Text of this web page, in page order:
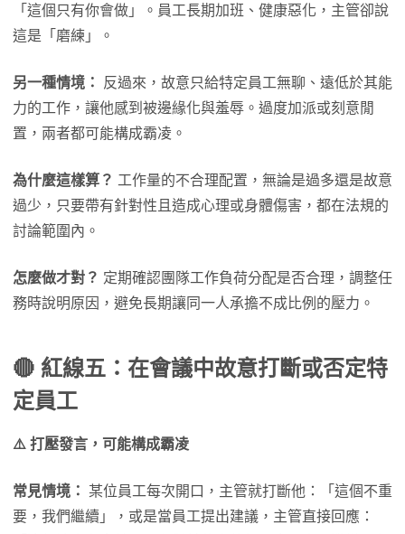
「這個只有你會做」。員工長期加班、健康惡化，主管卻說
這是「磨練」。
另一種情境：
反過來，故意只給特定員工無聊、遠低於其能
力的工作，讓他感到被邊緣化與羞辱。過度加派或刻意閒
置，兩者都可能構成霸凌。
為什麼這樣算？ 工作量的不合理配置，無論是過多還是故意
過少，只要帶有針對性且造成心理或身體傷害，都在法規的
討論範圍內。
怎麼做才對？ 定期確認團隊工作負荷分配是否合理，調整任
務時說明原因，避免長期讓同一人承擔不成比例的壓力。
🔴 紅線五：在會議中故意打斷或否定特
定員工
⚠️ 打壓發言，可能構成霸凌
常見情境：
某位員工每次開口，主管就打斷他：「這個不重
要，我們繼續」，或是當員工提出建議，主管直接回應：